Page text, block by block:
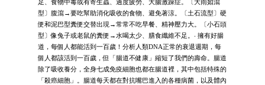
足、食物中毒或有寄生蟲、過度疲勞、大腸激躁症。〔大雨如瀉
型〕腹瀉→要吃幫助消化吸收的食物、避免著涼。〔土石流型〕硬
便和泥巴型糞便交替出現→常常不吃早餐、精神壓力大。〔小石頭
型〕像兔子或老鼠的糞便→水喝太少、膳食纖維不足。‧ 擁有好腸
道，每個人都能活到一百歲！分析人類DNA正常的衰退週期，每
個人都該活到一百歲，但「腸道不健康」縮短了我們的壽命。腸道
除了吸收養分，全身七成免疫細胞也都在腸道裡，其中包括特殊的
「殺癌細胞」。腸道每天都在對抗嘴巴進入的各種病菌，以及體內